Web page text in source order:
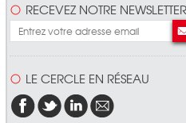
RECEVEZ NOTRE NEWSLETTER
LE CERCLE EN RÉSEAU